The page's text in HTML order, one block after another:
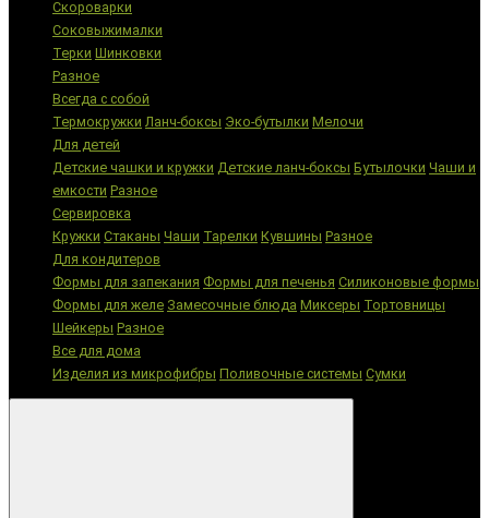
Скороварки
Соковыжималки
Терки Шинковки
Разное
Всегда с собой
Термокружки Ланч-боксы Эко-бутылки Мелочи
Для детей
Детские чашки и кружки Детские ланч-боксы Бутылочки Чаши и
емкости Разное
Сервировка
Кружки Стаканы Чаши Тарелки Кувшины Разное
Для кондитеров
Формы для запекания Формы для печенья Силиконовые формы
Формы для желе Замесочные блюда Миксеры Тортовницы
Шейкеры Разное
Все для дома
Изделия из микрофибры Поливочные системы Сумки